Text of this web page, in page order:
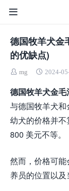
德国牧羊犬金
的优缺点)
mg 2024-
德国牧羊犬金
与德国牧羊犬
幼犬的价格并
800 美元不等。
然而，价格可
养员的位置以及